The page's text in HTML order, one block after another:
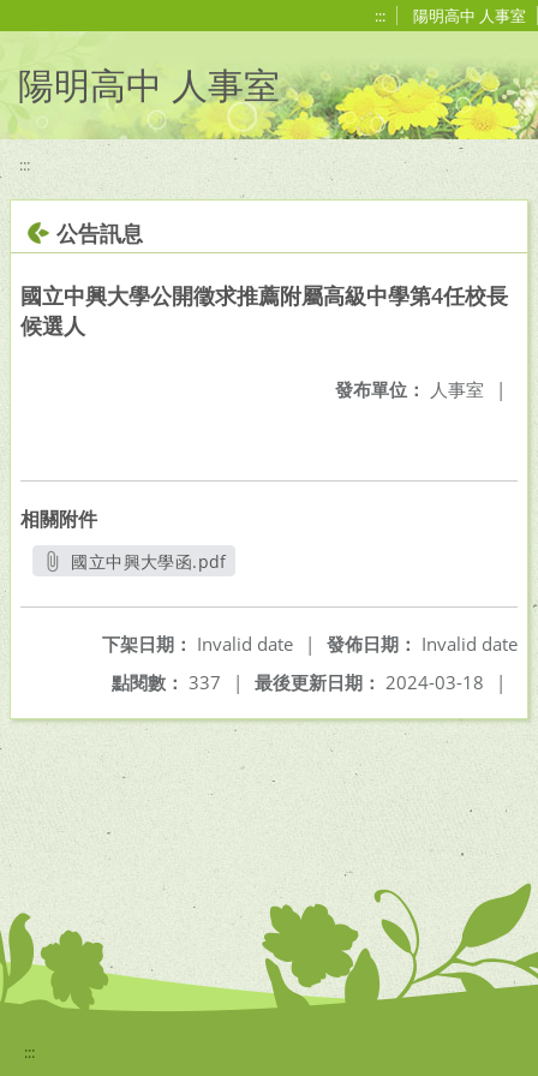
::: 陽明高中 人事室
陽明高中 人事室
:::
公告訊息
國立中興大學公開徵求推薦附屬高級中學第4任校長
候選人
發布單位： 人事室 |
相關附件
國立中興大學函.pdf
發佈日期： Invalid date
下架日期： Invalid date
|
最後更新日期： 2024-03-18 |
點閱數： 337 |
:::